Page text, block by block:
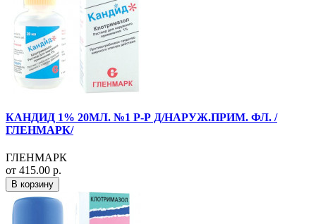
КАНДИД 1% 20МЛ. №1 Р-Р Д/НАРУЖ.ПРИМ. ФЛ. /
ГЛЕНМАРК/
ГЛЕНМАРК
от 415.00 р.
В корзину